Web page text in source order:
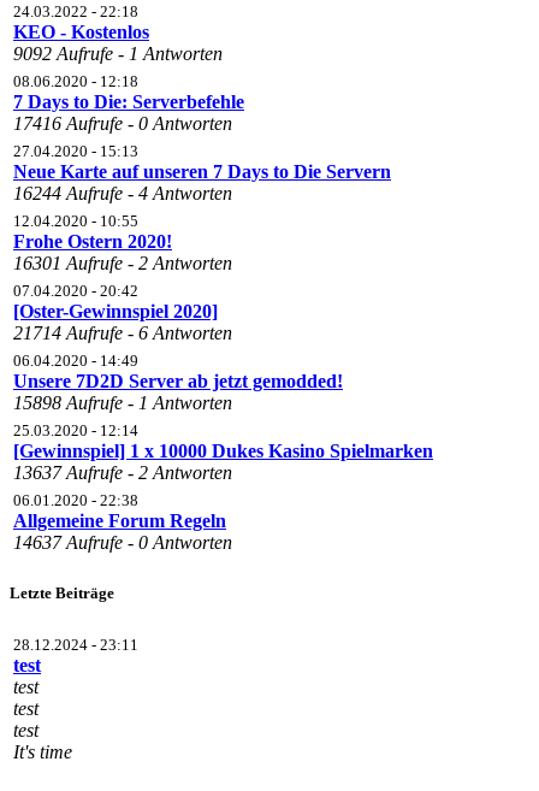
24.03.2022 - 22:18
KEO - Kostenlos
9092 Aufrufe - 1 Antworten
08.06.2020 - 12:18
7 Days to Die: Serverbefehle
17416 Aufrufe - 0 Antworten
27.04.2020 - 15:13
Neue Karte auf unseren 7 Days to Die Servern
16244 Aufrufe - 4 Antworten
12.04.2020 - 10:55
Frohe Ostern 2020!
16301 Aufrufe - 2 Antworten
07.04.2020 - 20:42
[Oster-Gewinnspiel 2020]
21714 Aufrufe - 6 Antworten
06.04.2020 - 14:49
Unsere 7D2D Server ab jetzt gemodded!
15898 Aufrufe - 1 Antworten
25.03.2020 - 12:14
[Gewinnspiel] 1 x 10000 Dukes Kasino Spielmarken
13637 Aufrufe - 2 Antworten
06.01.2020 - 22:38
Allgemeine Forum Regeln
14637 Aufrufe - 0 Antworten
Letzte Beiträge
28.12.2024 - 23:11
test
test
test
test
It's time